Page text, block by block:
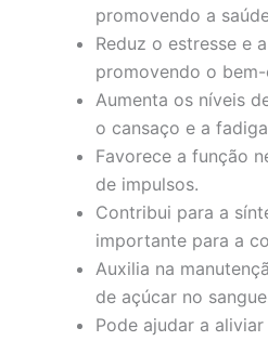
promovendo a
Reduz o estresse e
promovendo o
Aumenta os níveis
o cansaço e a
Favorece a função
de impulsos.
Contribui para a
importante para a
Auxilia na
de açúcar no
Pode ajudar a